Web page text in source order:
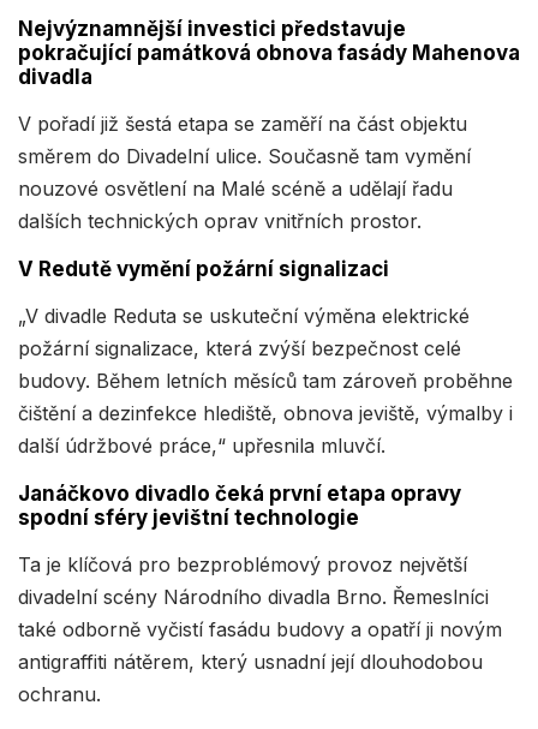
Nejvýznamnější investici představuje
pokračující památková obnova fasády Mahenova
divadla
V pořadí již šestá etapa se zaměří na část objektu
směrem do Divadelní ulice. Současně tam vymění
nouzové osvětlení na Malé scéně a udělají řadu
dalších technických oprav vnitřních prostor.
V Redutě vymění požární signalizaci
„V divadle Reduta se uskuteční výměna elektrické
požární signalizace, která zvýší bezpečnost celé
budovy. Během letních měsíců tam zároveň proběhne
čištění a dezinfekce hlediště, obnova jeviště, výmalby i
další údržbové práce,“ upřesnila mluvčí.
Janáčkovo divadlo čeká první etapa opravy
spodní sféry jevištní technologie
Ta je klíčová pro bezproblémový provoz největší
divadelní scény Národního divadla Brno. Řemeslníci
také odborně vyčistí fasádu budovy a opatří ji novým
antigraffiti nátěrem, který usnadní její dlouhodobou
ochranu.